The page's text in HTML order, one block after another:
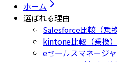
ホーム
選ばれる理由
Salesforce比較（乗換
kintone比較（乗換）
eセールスマネージャ